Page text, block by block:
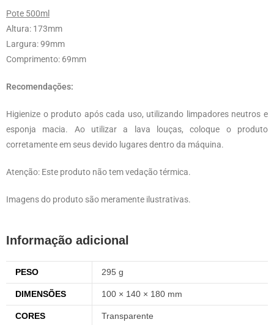
Pote 500ml
Altura: 173mm
Largura: 99mm
Comprimento: 69mm
Recomendações:
Higienize o produto após cada uso, utilizando limpadores neutros e
esponja macia. Ao utilizar a lava louças, coloque o produto
corretamente em seus devido lugares dentro da máquina.
Atenção: Este produto não tem vedação térmica.
Imagens do produto são meramente ilustrativas.
Informação adicional
PESO 295 g
DIMENSÕES 100 × 140 × 180 mm
CORES
Transparente